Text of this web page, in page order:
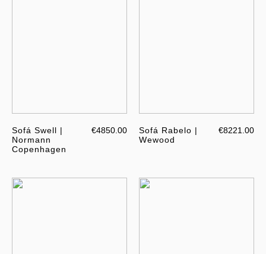
Sofá Swell |
Normann
Copenhagen
€4850.00
Sofá Rabelo |
Wewood
€8221.00